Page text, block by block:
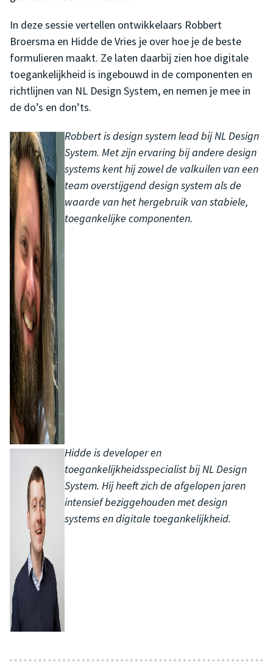
In deze sessie vertellen ontwikkelaars Robbert
Broersma en Hidde de Vries je over hoe je de beste
formulieren maakt. Ze laten daarbij zien hoe digitale
toegankelijkheid is ingebouwd in de componenten en
richtlijnen van NL Design System, en nemen je mee in
de do’s en don’ts.
Robbert is design system lead bij NL Design
System. Met zijn ervaring bij andere design
systems kent hij zowel de valkuilen van een
team overstijgend design system als de
waarde van het hergebruik van stabiele,
toegankelijke componenten.
Hidde is developer en
toegankelijkheidsspecialist bij NL Design
System. Hij heeft zich de afgelopen jaren
intensief beziggehouden met design
systems en digitale toegankelijkheid.